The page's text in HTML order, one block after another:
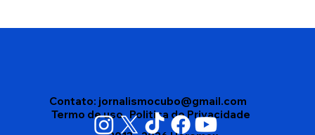
Vigilância Sanitária apreende mais de
Contato: jornalismocubo@gmail.com
Termo de uso Politica de Privacidade